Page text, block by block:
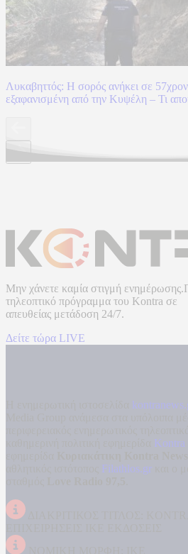
Λυκαβηττός: Η σορός ανήκει σε
εξαφανισμένη από την Κυψέλη – Τι
Μην χάνετε καμία στιγμή
τηλεοπτικό πρόγραμμα του Kontra σε
απευθείας μετάδοση 24/7.
Δείτε τώρα LIVE
Kontra
Filathlos.gr